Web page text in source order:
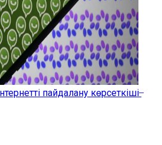
пайдалану көрсеткіші